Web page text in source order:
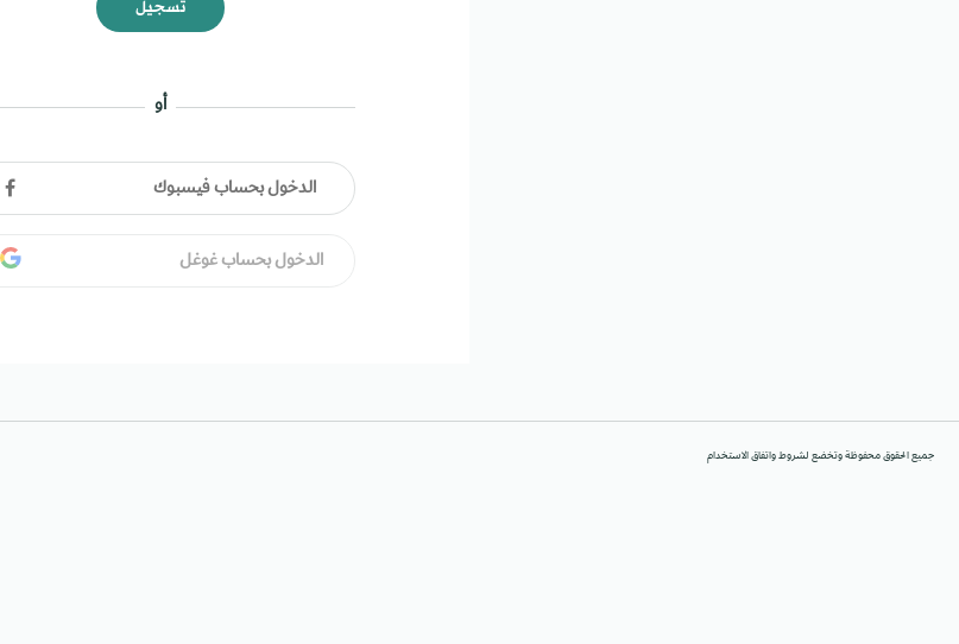
تسجيل
أو
الدخول بحساب فيسبوك
الدخول بحساب غوغل
جميع الحقوق محفوظة وتخضع لشروط واتفاق الاستخدام